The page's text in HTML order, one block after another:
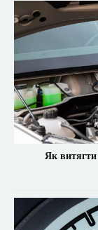
Як витягти